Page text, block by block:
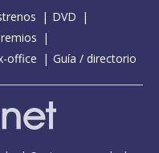
DVD
office Guía / directorio